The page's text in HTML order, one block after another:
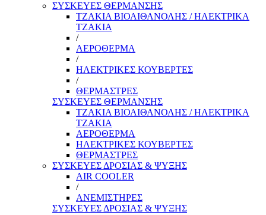
ΣΥΣΚΕΥΕΣ ΘΕΡΜΑΝΣΗΣ
ΤΖΑΚΙΑ ΒΙΟΑΙΘΑΝΟΛΗΣ / ΗΛΕΚΤΡΙΚΑ
ΤΖΑΚΙΑ
/
ΑΕΡΟΘΕΡΜΑ
/
ΗΛΕΚΤΡΙΚΕΣ ΚΟΥΒΕΡΤΕΣ
/
ΘΕΡΜΑΣΤΡΕΣ
ΣΥΣΚΕΥΕΣ ΘΕΡΜΑΝΣΗΣ
ΤΖΑΚΙΑ ΒΙΟΑΙΘΑΝΟΛΗΣ / ΗΛΕΚΤΡΙΚΑ
ΤΖΑΚΙΑ
ΑΕΡΟΘΕΡΜΑ
ΗΛΕΚΤΡΙΚΕΣ ΚΟΥΒΕΡΤΕΣ
ΘΕΡΜΑΣΤΡΕΣ
ΣΥΣΚΕΥΕΣ ΔΡΟΣΙΑΣ & ΨΥΞΗΣ
AIR COOLER
/
ΑΝΕΜΙΣΤΗΡΕΣ
ΣΥΣΚΕΥΕΣ ΔΡΟΣΙΑΣ & ΨΥΞΗΣ